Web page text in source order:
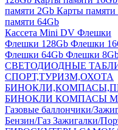
памяти 2Gb Карты памяти
памяти 64Gb
Кассета Mini DV Флешки
Флешки 128Gb Флешки
Флешки 64Gb Флешки
СВЕТОДИОДНЫЕ
СПОРТ,ТУРИЗМ,ОХОТА
БИНОКЛИ КОМПАСЫ
Газовые баллончики/
Бензин/Газ Зажигалки/